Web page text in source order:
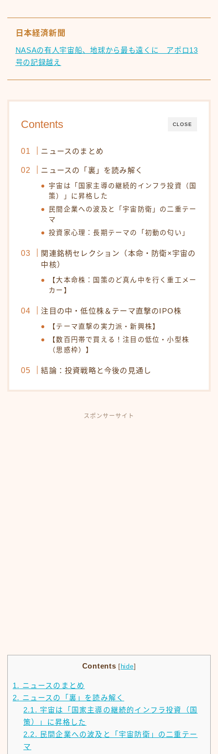
日本経済新聞
NASAの有人宇宙船、地球から最も遠くに アポロ13
号の記録越え
CLOSE
Contents
ニュースのまとめ
ニュースの「裏」を読み解く
宇宙は「国家主導の継続的インフラ投資（国
策）」に昇格した
民間企業への波及と「宇宙防衛」の二重テー
マ
投資家心理：長期テーマの「初動の匂い」
関連銘柄セレクション（本命・防衛×宇宙の
中核）
【大本命株：国策のど真ん中を行く重工メー
カー】
注目の中・低位株＆テーマ直撃のIPO株
【テーマ直撃の実力派・新興株】
【数百円帯で買える！注目の低位・小型株
（思惑枠）】
結論：投資戦略と今後の見通し
スポンサーサイト
Contents [ hide]
1. ニュースのまとめ
2. ニュースの「裏」を読み解く
2.1. 宇宙は「国家主導の継続的インフラ投資（国
策）」に昇格した
2.2.
民間企業への波及と「宇宙防衛」の二重テー
マ